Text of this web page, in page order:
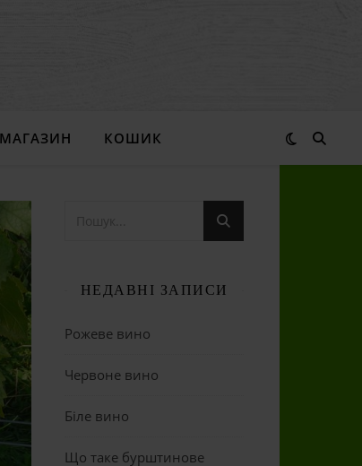
МАГАЗИН КОШИК
НЕДАВНІ ЗАПИСИ
Рожеве вино
Червоне вино
Біле вино
Що таке бурштинове